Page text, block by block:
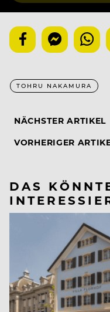
TOHRU NAKAMURA
NÄCHSTER ARTIKEL
VORHERIGER
DAS